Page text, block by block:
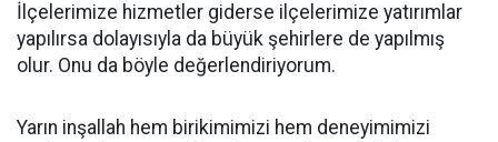
İlçelerimize hizmetler giderse ilçelerimize yatırımlar
yapılırsa dolayısıyla da büyük şehirlere de yapılmış
olur. Onu da böyle değerlendiriyorum.
Yarın inşallah hem birikimimizi hem deneyimimizi